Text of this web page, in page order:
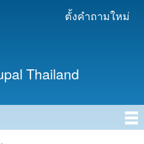
ตั้งคำถามใหม่
Thailand